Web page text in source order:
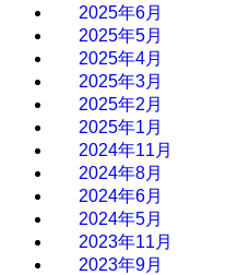
2025年6月
2025年5月
2025年4月
2025年3月
2025年2月
2025年1月
2024年11月
2024年8月
2024年6月
2024年5月
2023年11月
2023年9月